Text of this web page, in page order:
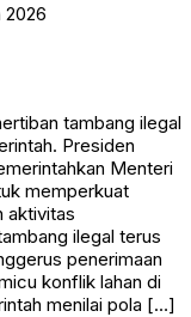
2026
tambang ilegal
Presiden
Menteri
memperkuat
aktivitas
ilegal terus
penerimaan
konflik lahan di
menilai pola […]